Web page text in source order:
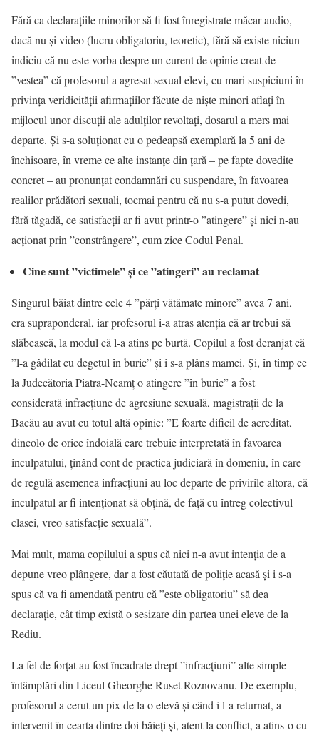
Fără ca declarațiile minorilor să fi fost înregistrate măcar audio,
dacă nu și video (lucru obligatoriu, teoretic), fără să existe niciun
indiciu că nu este vorba despre un curent de opinie creat de
”vestea” că profesorul a agresat sexual elevi, cu mari suspiciuni în
privința veridicității afirmațiilor făcute de niște minori aflați în
mijlocul unor discuții ale adulților revoltați, dosarul a mers mai
departe. Și s-a soluționat cu o pedeapsă exemplară la 5 ani de
închisoare, în vreme ce alte instanțe din țară – pe fapte dovedite
concret – au pronunțat condamnări cu suspendare, în favoarea
realilor prădători sexuali, tocmai pentru că nu s-a putut dovedi,
fără tăgadă, ce satisfacții ar fi avut printr-o ”atingere” și nici n-au
acționat prin ”constrângere”, cum zice Codul Penal.
Cine sunt ”victimele” și ce ”atingeri” au reclamat
Singurul băiat dintre cele 4 ”părți vătămate minore” avea 7 ani,
era supraponderal, iar profesorul i-a atras atenția că ar trebui să
slăbească, la modul că l-a atins pe burtă. Copilul a fost deranjat că
”l-a gâdilat cu degetul în buric” și i s-a plâns mamei. Și, în timp ce
la Judecătoria Piatra-Neamț o atingere ”în buric” a fost
considerată infracțiune de agresiune sexuală, magistrații de la
Bacău au avut cu totul altă opinie: ”E foarte dificil de acreditat,
dincolo de orice îndoială care trebuie interpretată în favoarea
inculpatului, ținând cont de practica judiciară în domeniu, în care
de regulă asemenea infracțiuni au loc departe de privirile altora, că
inculpatul ar fi intenționat să obțină, de față cu întreg colectivul
clasei, vreo satisfacție sexuală”.
Mai mult, mama copilului a spus că nici n-a avut intenția de a
depune vreo plângere, dar a fost căutată de poliție acasă și i s-a
spus că va fi amendată pentru că ”este obligatoriu” să dea
declarație, cât timp există o sesizare din partea unei eleve de la
Rediu.
La fel de forțat au fost încadrate drept ”infracțiuni” alte simple
întâmplări din Liceul Gheorghe Ruset Roznovanu. De exemplu,
profesorul a cerut un pix de la o elevă și când i l-a returnat, a
intervenit în cearta dintre doi băieți și, atent la conflict, a atins-o cu